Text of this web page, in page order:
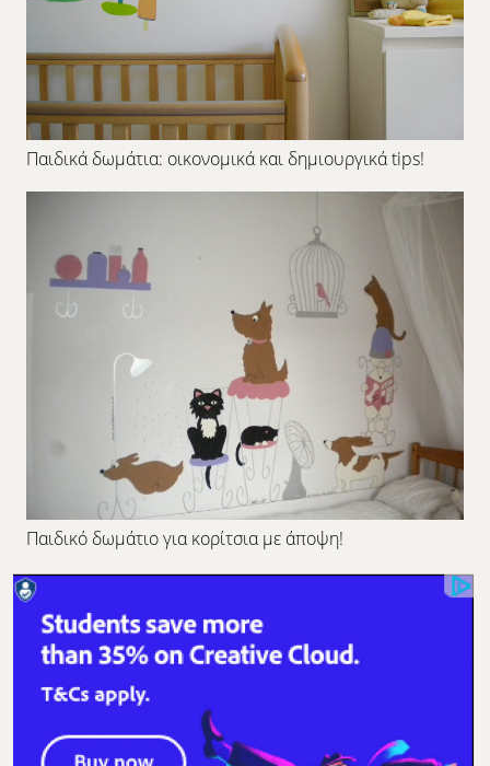
Παιδικά δωμάτια: οικονομικά και δημιουργικά tips!
Παιδικό δωμάτιο για κορίτσια με άποψη!